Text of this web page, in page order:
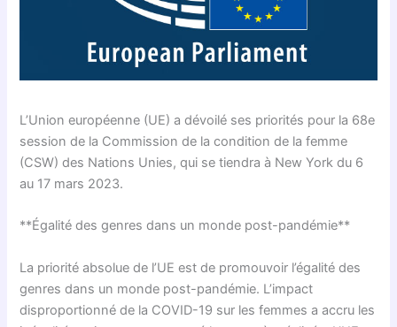
L’Union européenne (UE) a dévoilé ses priorités pour la 68e
session de la Commission de la condition de la femme
(CSW) des Nations Unies, qui se tiendra à New York du 6
au 17 mars 2023.
**Égalité des genres dans un monde post-pandémie**
La priorité absolue de l’UE est de promouvoir l’égalité des
genres dans un monde post-pandémie. L’impact
disproportionné de la COVID-19 sur les femmes a accru les